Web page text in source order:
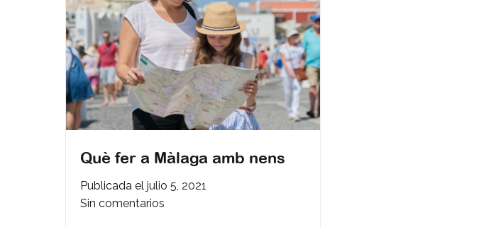
Què fer a Màlaga amb nens
Publicada el julio 5, 2021
Sin comentarios